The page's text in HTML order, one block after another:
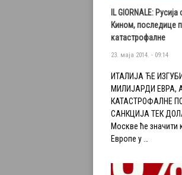
IL GIORNALE:
Кином, последице
катастрофалне
23. маја 2014. - 09:14
ИТАЛИЈА ЋЕ
МИЛИЈАРДИ ЕВРА,
КАТАСТРОФАЛНЕ
САНКЦИЈА ТЕК
Москве ће
Европе у …